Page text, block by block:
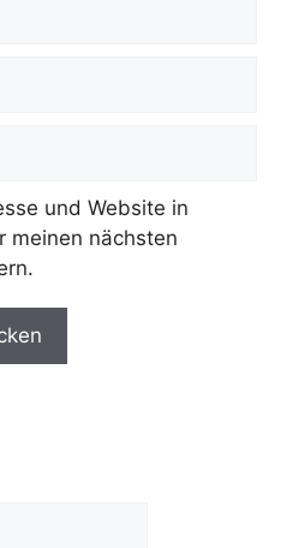
und Website in
meinen nächsten